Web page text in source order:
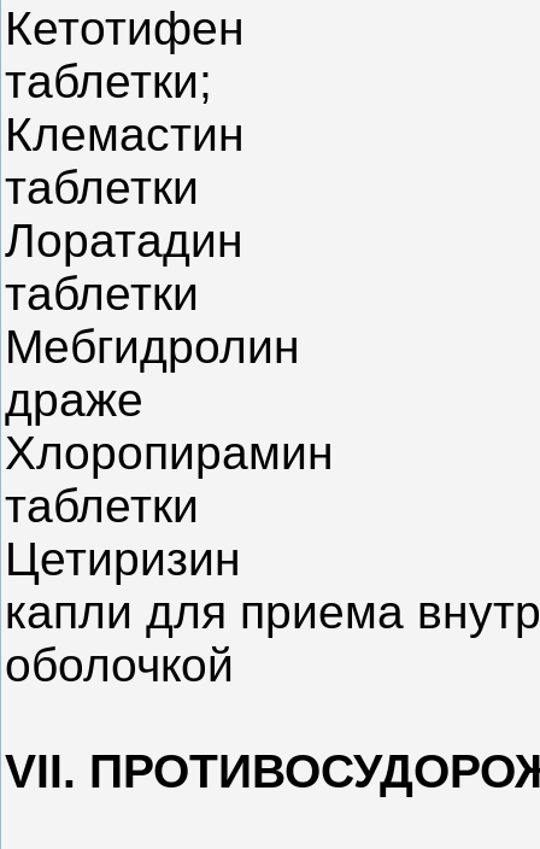
Кетотифен
таблетки;
Клемастин
таблетки
Лоратадин
таблетки
Мебгидролин
драже
Хлоропирамин
таблетки
Цетиризин
капли для приема
оболочкой
VII.